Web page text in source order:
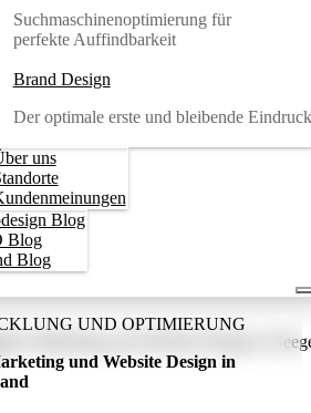
Suchmaschinenoptimierung für
perfekte Auffindbarkeit
Brand Design
Der optimale erste und bleibende Eindruck
uns
Blog
Blog
Blog
UND OPTIMIERUNG
und Website Design in